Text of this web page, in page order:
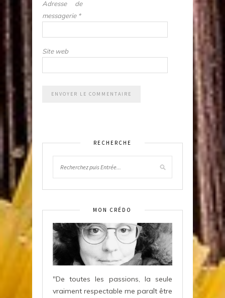
Adresse de
messagerie *
Site web
RECHERCHE
MON CRÉDO
"De toutes les passions, la seule
vraiment respectable me paraît être